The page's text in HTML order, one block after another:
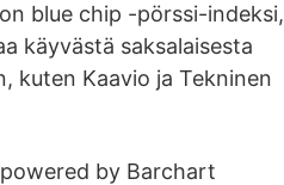
blue chip -pörssi-indeksi,
käyvästä saksalaisesta
kuten Kaavio ja Tekninen
by Barchart